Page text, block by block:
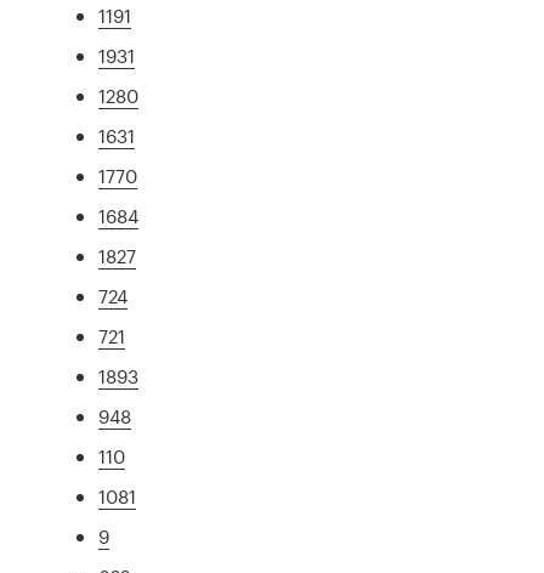
1191
1931
1280
1631
1770
1684
1827
724
721
1893
948
110
1081
9